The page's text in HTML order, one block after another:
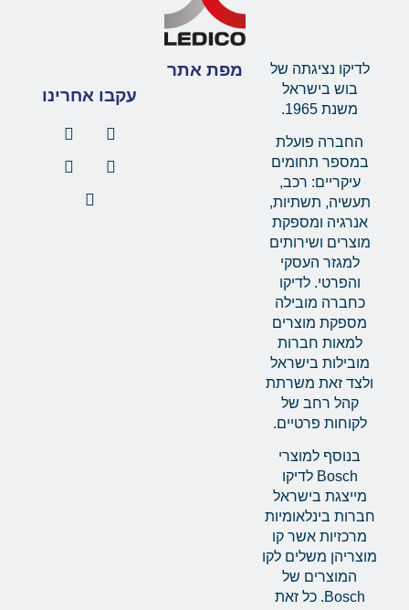
לדיקו נציגתה של
בוש בישראל
משנת 1965.
החברה פועלת
במספר תחומים
עיקריים: רכב,
תעשיה, תשתיות,
אנרגיה ומספקת
מוצרים ושירותים
למגזר העסקי
והפרטי. לדיקו
כחברה מובילה
מספקת מוצרים
למאות חברות
מובילות בישראל
ולצד זאת משרתת
קהל רחב של
לקוחות פרטיים.
בנוסף למוצרי
Bosch לדיקו
מייצגת בישראל
חברות בינלאומיות
מרכזיות אשר קו
מוצריהן משלים לקו
המוצרים של
Bosch. כל זאת
מפת אתר
עקבו אחרינו